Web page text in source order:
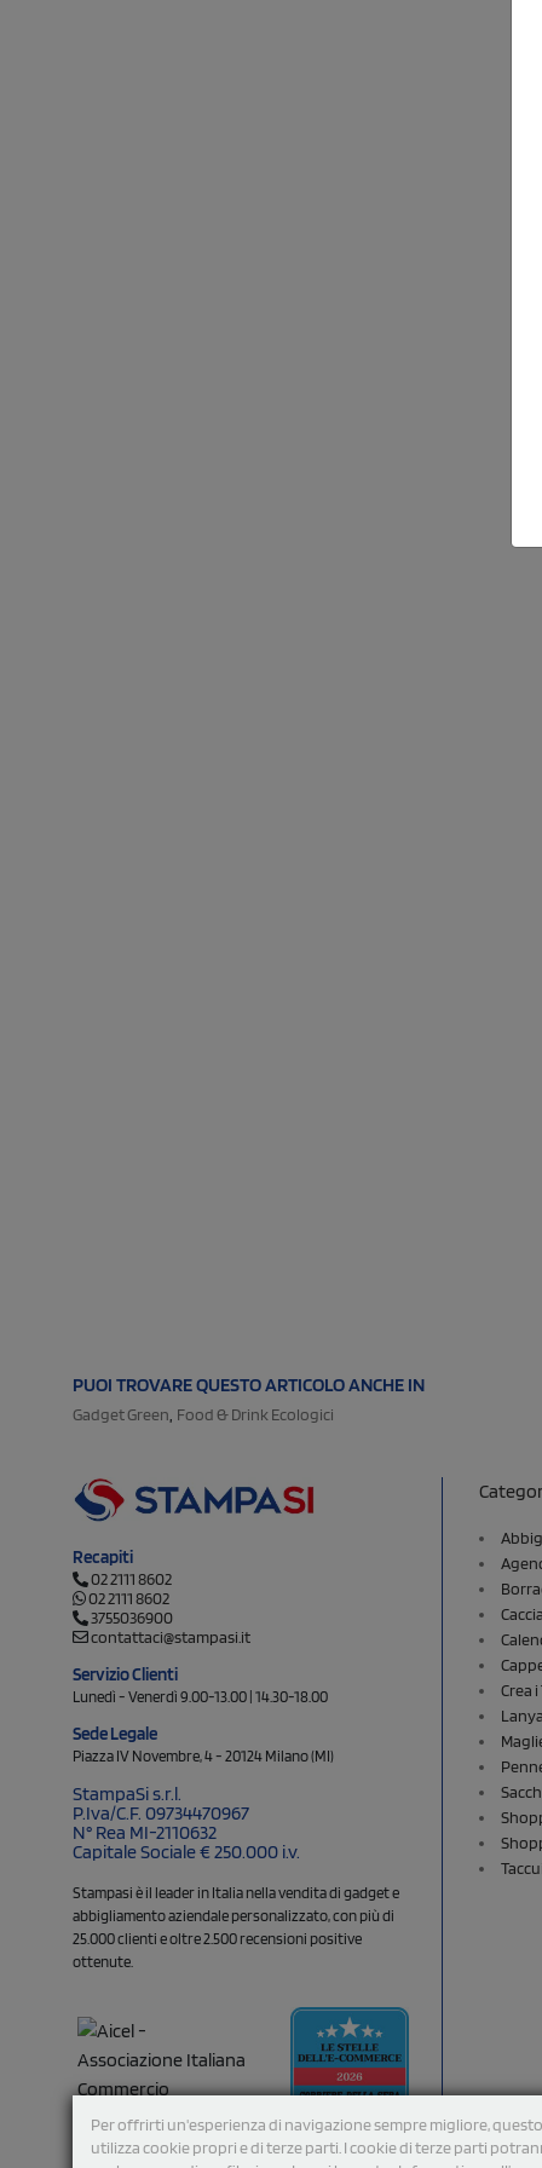
Per offrirti un'esperienza di navigazione sempre migliore,
utilizza cookie propri e di terze parti. I cookie di terze parti
PUOI TROVARE QUESTO ARTICOLO ANCHE IN
Gadget Green Food & Drink Ecologici
Recapiti
02 2111 8602
02 2111 8602
3755036900
contattaci@stampasi.it
Servizio Clienti
Lunedì - Venerdì 9.00-13.00 | 14.30-18.00
Sede Legale
Piazza IV Novembre, 4 - 20124 Milano (MI)
StampaSi s.r.l.
P.Iva/C.F. 09734470967
N° Rea MI-2110632
Capitale Sociale € 250.000 i.v.
Stampasi è il leader in Italia nella vendita di gadget e
abbigliamento aziendale personalizzato, con più di
25.000 clienti e oltre 2.500 recensioni positive
ottenute.
Crea